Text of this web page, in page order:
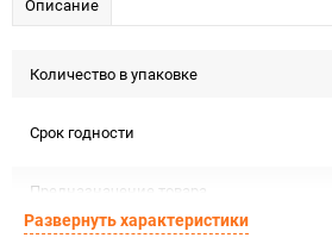
Описание
Количество в упаковке
Срок годности
Предназначение товара
Развернуть характеристики